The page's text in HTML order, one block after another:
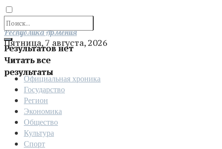
Результатов нет
Читать все
результаты
Отправить
Республика Армения
Пятница, 7 августа, 2026
Официальная хроника
Государство
Регион
Экономика
Общество
Культура
Спорт